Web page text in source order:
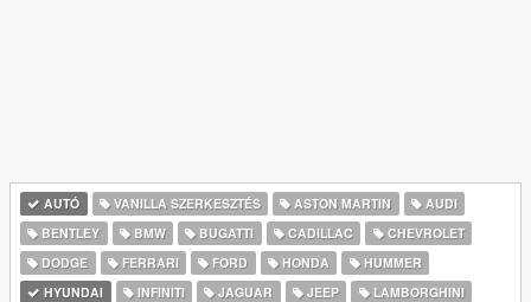
AUTÓ VANILLA SZERKESZTÉS ASTON MARTIN
AUDI
BENTLEY
BMW BUGATTI CADILLAC
CHEVROLET
DODGE
FERRARI FORD HONDA
HUMMER
HYUNDAI
INFINITI JAGUAR JEEP
LAMBORGHINI